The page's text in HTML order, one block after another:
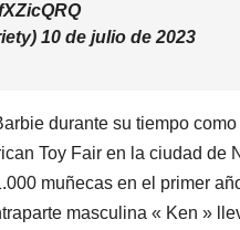
10 de julio de 2023
durante su tiempo
Toy Fair en la ciudad
muñecas en el primer
masculina « Ken »